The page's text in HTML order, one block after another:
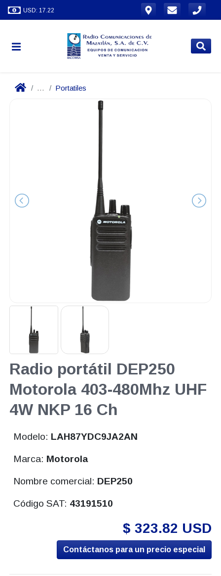
USD: 17.22
... Portatiles
Radio portátil DEP250
Motorola 403-480Mhz UHF
4W NKP 16 Ch
Modelo: LAH87YDC9JA2AN
Marca: Motorola
Nombre comercial: DEP250
Código SAT: 43191510
$ 323.82 USD
Contáctanos para un precio especial